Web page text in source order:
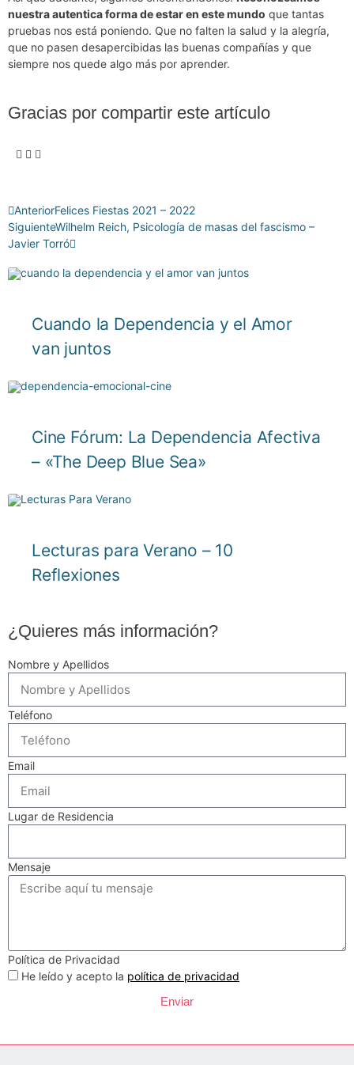
nuestra autentica forma de estar en este mundo que tantas
pruebas nos está poniendo. Que no falten la salud y la alegría,
que no pasen desapercibidas las buenas compañías y que
siempre nos quede algo más por aprender.
Gracias por compartir este artículo
AnteriorFelices Fiestas 2021 – 2022
SiguienteWilhelm Reich, Psicología de masas del fascismo –
Javier Torró
Cuando la Dependencia y el Amor
van juntos
Cine Fórum: La Dependencia Afectiva
– «The Deep Blue Sea»
Lecturas para Verano – 10
Reflexiones
¿Quieres más información?
Nombre y Apellidos
Teléfono
Email
Lugar de Residencia
Mensaje
Política de Privacidad
He leído y acepto la política de privacidad
Enviar